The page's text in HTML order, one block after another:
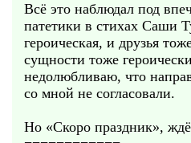
Всё это наблюдал под
патетики в стихах Саши
героическая, и друзья
сущности тоже
недолюбливаю, что
со мной не согласовали.
Но «Скоро праздник»,